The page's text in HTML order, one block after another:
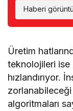
Haberi
Üretim
teknolojileri
hızlandırıyor.
algoritmaları